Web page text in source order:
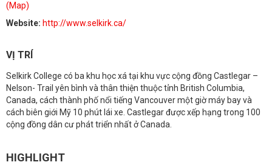
(Map)
Website: http://www.selkirk.ca/
VỊ TRÍ
Selkirk College có ba khu học xá tại khu vực cộng đồng Castlegar –
Nelson- Trail yên bình và thân thiện thuộc tỉnh British Columbia,
Canada, cách thành phố nổi tiếng Vancouver một giờ máy bay và
cách biên giới Mỹ 10 phút lái xe. Castlegar được xếp hạng trong 100
cộng đồng dân cư phát triển nhất ở Canada.
HIGHLIGHT